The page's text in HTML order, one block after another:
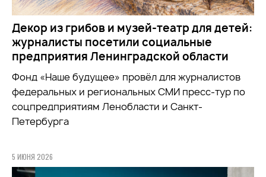
Декор из грибов и музей-театр для детей:
журналисты посетили социальные
предприятия Ленинградской области
Фонд «Наше будущее» провёл для журналистов
федеральных и региональных СМИ пресс-тур по
соцпредприятиям Ленобласти и Санкт-
Петербурга
5 ИЮНЯ 2026